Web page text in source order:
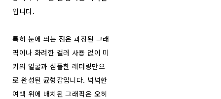
입니다.
특히 눈에 띄는 점은 과장된 그래
픽이나 화려한 컬러 사용 없이 미
키의 얼굴과 심플한 레터링만으
로 완성된 균형감입니다. 넉넉한
여백 위에 배치된 그래픽은 오히